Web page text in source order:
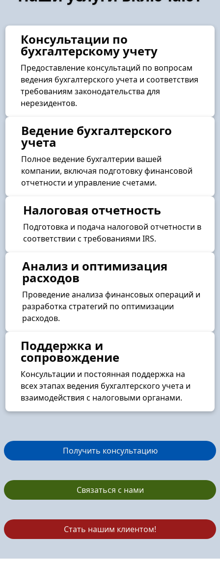
Консультации по
бухгалтерскому учету
Предоставление консультаций по вопросам
ведения бухгалтерского учета и соответствия
требованиям законодательства для
нерезидентов.
Ведение бухгалтерского
учета
Полное ведение бухгалтерии вашей
компании, включая подготовку финансовой
отчетности и управление счетами.
Налоговая отчетность
Подготовка и подача налоговой отчетности в
соответствии с требованиями IRS.
Анализ и оптимизация
расходов
Проведение анализа финансовых операций и
разработка стратегий по оптимизации
расходов.
Поддержка и
сопровождение
Консультации и постоянная поддержка на
всех этапах ведения бухгалтерского учета и
взаимодействия с налоговыми органами.
Получить консультацию
Связаться с нами
Стать нашим клиентом!